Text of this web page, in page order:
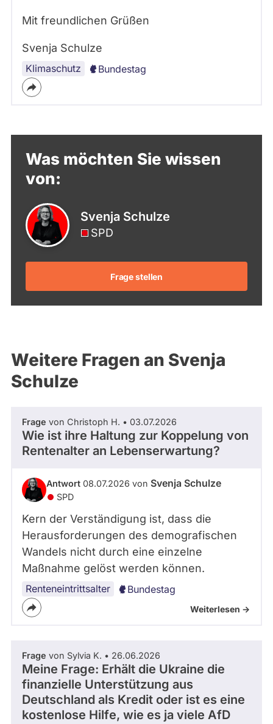
Mit freundlichen Grüßen
Svenja Schulze
Klimaschutz Bundestag
Was möchten Sie wissen
von:
Svenja Schulze
SPD
Frage stellen
Weitere Fragen an Svenja
Schulze
Frage von Christoph H. • 03.07.2026
Wie ist ihre Haltung zur Koppelung von
Rentenalter an Lebenserwartung?
Antwort 08.07.2026 von Svenja Schulze
SPD
Kern der Verständigung ist, dass die
Herausforderungen des demografischen
Wandels nicht durch eine einzelne
Maßnahme gelöst werden können.
Renteneintrittsalter Bundestag
Weiterlesen ->
Frage von Sylvia K. • 26.06.2026
Meine Frage: Erhält die Ukraine die
finanzielle Unterstützung aus
Deutschland als Kredit oder ist es eine
kostenlose Hilfe, wie es ja viele AfD